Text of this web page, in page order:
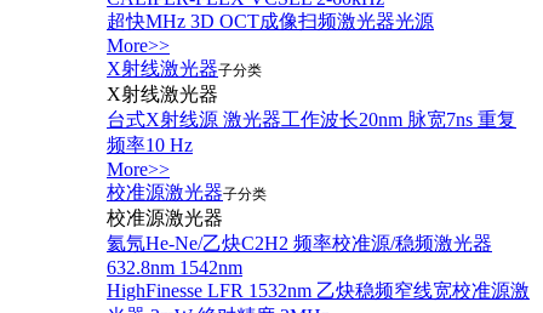
超快MHz 3D OCT成像扫频激光器光源
More>>
X射线激光器子分类
X射线激光器
台式X射线源 激光器工作波长20nm 脉宽7ns 重复
频率10 Hz
More>>
校准源激光器子分类
校准源激光器
氦氖He-Ne/乙炔C2H2 频率校准源/稳频激光器
632.8nm 1542nm
HighFinesse LFR 1532nm 乙炔稳频窄线宽校准源激